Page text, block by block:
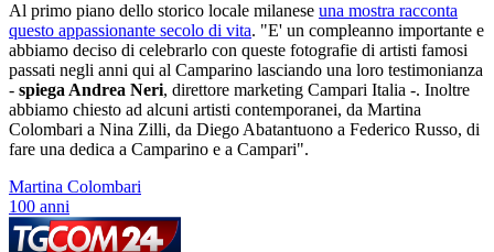
Al primo piano dello storico locale milanese una mostra racconta
questo appassionante secolo di vita. "E' un compleanno importante e
abbiamo deciso di celebrarlo con queste fotografie di artisti famosi
passati negli anni qui al Camparino lasciando una loro testimonianza
- spiega Andrea Neri, direttore marketing Campari Italia -. Inoltre
abbiamo chiesto ad alcuni artisti contemporanei, da Martina
Colombari a Nina Zilli, da Diego Abatantuono a Federico Russo, di
fare una dedica a Camparino e a Campari".
Martina Colombari
100 anni